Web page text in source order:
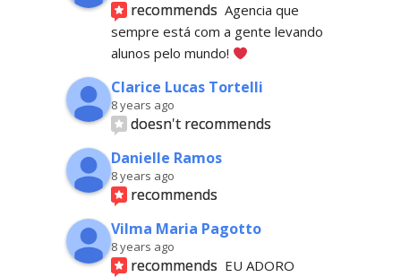
recommends Agencia que
sempre está com a gente levando
alunos pelo mundo!
Clarice Lucas Tortelli
8 years ago
doesn't recommends
Danielle Ramos
8 years ago
recommends
Vilma Maria Pagotto
8 years ago
recommends EU ADORO